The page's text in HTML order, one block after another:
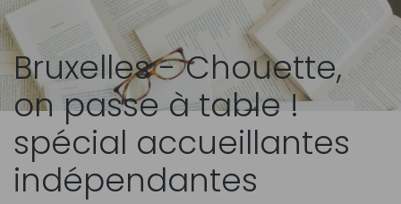
Bruxelles - Chouette,
on passe à table !
spécial accueillantes
indépendantes